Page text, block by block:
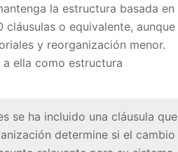
la estructura basada en
cláusulas o equivalente, aunque
y reorganización menor.
ella como estructura
se ha incluido una cláusula que
determine si el cambio